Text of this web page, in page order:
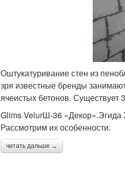
Оштукатуривание стен из
зря известные бренды
ячеистых бетонов.
Glims VelurШ-36 «Декор».Эгида
Рассмотрим их особенности.
читать дальше →